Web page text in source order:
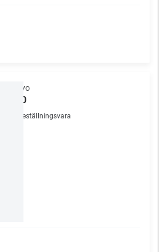
Onkyo
C-30
Beställningsvara